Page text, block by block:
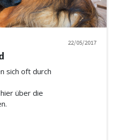
22/05/2017
sich oft durch
über die